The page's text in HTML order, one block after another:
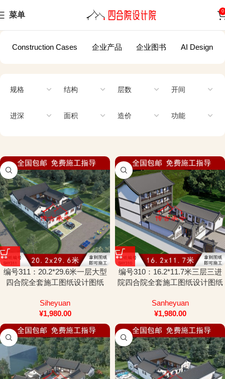
菜单 0
Construction Cases 企业产品 企业图书 AI Design
编号311：20.2*29.6米一层大型
四合院全套施工图纸设计图纸
Siheyuan
¥1,980.00
编号310：16.2*11.7米三层三进
院四合院全套施工图纸设计图纸
Sanheyuan
¥1,980.00